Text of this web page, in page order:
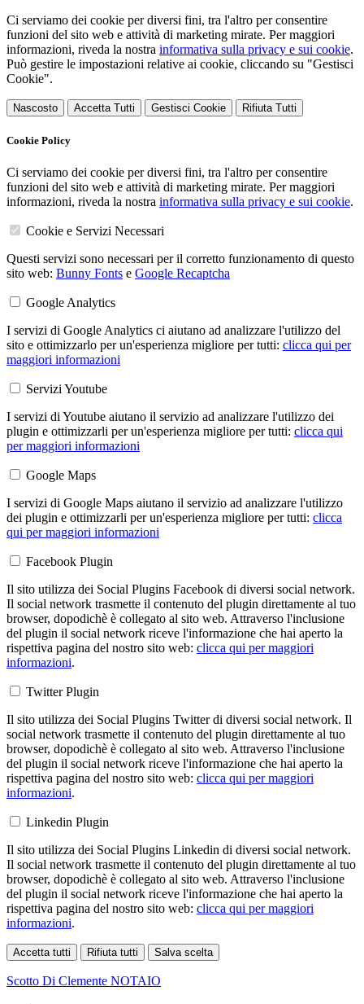
Ci serviamo dei cookie per diversi fini, tra l'altro per consentire
funzioni del sito web e attività di marketing mirate. Per maggiori
informazioni, riveda la nostra informativa sulla privacy e sui cookie.
Può gestire le impostazioni relative ai cookie, cliccando su "Gestisci
Cookie".
Nascosto Accetta Tutti Gestisci Cookie Rifiuta Tutti
Cookie Policy
Ci serviamo dei cookie per diversi fini, tra l'altro per consentire
funzioni del sito web e attività di marketing mirate. Per maggiori
informazioni, riveda la nostra informativa sulla privacy e sui cookie.
Cookie e Servizi Necessari
Questi servizi sono necessari per il corretto funzionamento di questo
sito web: Bunny Fonts e Google Recaptcha
Google Analytics
I servizi di Google Analytics ci aiutano ad analizzare l'utilizzo del
sito e ottimizzarlo per un'esperienza migliore per tutti: clicca qui per
maggiori informazioni
Servizi Youtube
I servizi di Youtube aiutano il servizio ad analizzare l'utilizzo dei
plugin e ottimizzarli per un'esperienza migliore per tutti: clicca qui
per maggiori informazioni
Google Maps
I servizi di Google Maps aiutano il servizio ad analizzare l'utilizzo
dei plugin e ottimizzarli per un'esperienza migliore per tutti: clicca
qui per maggiori informazioni
Facebook Plugin
Il sito utilizza dei Social Plugins Facebook di diversi social network.
Il social network trasmette il contenuto del plugin direttamente al tuo
browser, dopodichè è collegato al sito web. Attraverso l'inclusione
del plugin il social network riceve l'informazione che hai aperto la
rispettiva pagina del nostro sito web: clicca qui per maggiori
informazioni.
Twitter Plugin
Il sito utilizza dei Social Plugins Twitter di diversi social network. Il
social network trasmette il contenuto del plugin direttamente al tuo
browser, dopodichè è collegato al sito web. Attraverso l'inclusione
del plugin il social network riceve l'informazione che hai aperto la
rispettiva pagina del nostro sito web: clicca qui per maggiori
informazioni.
Linkedin Plugin
Il sito utilizza dei Social Plugins Linkedin di diversi social network.
Il social network trasmette il contenuto del plugin direttamente al tuo
browser, dopodichè è collegato al sito web. Attraverso l'inclusione
del plugin il social network riceve l'informazione che hai aperto la
rispettiva pagina del nostro sito web: clicca qui per maggiori
informazioni.
Accetta tutti Rifiuta tutti Salva scelta
Scotto Di Clemente NOTAIO